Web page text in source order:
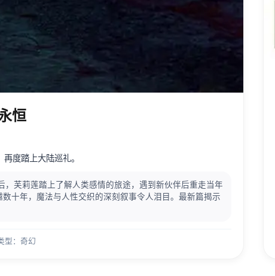
恒
度踏上大陆巡礼。
，芙莉莲踏上了解人类感情的旅途，遇到新伙伴后重走当年
十年，魔法与人性交织的深刻叙事令人泪目。最新篇揭示
型：奇幻